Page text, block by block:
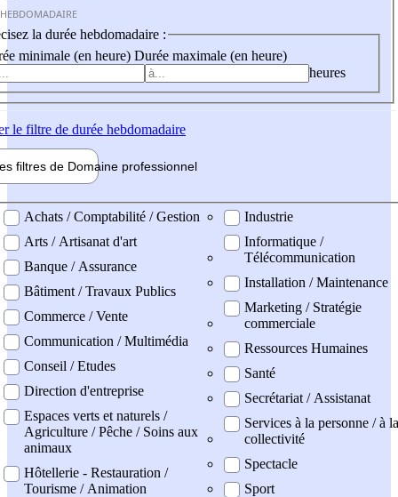
la durée hebdomadaire :
minimale (en heure) Durée maximale (en heure)
heures
le filtre de durée hebdomadaire
filtres de Domaine professionnel
professionel
Achats / Comptabilité / Gestion
Arts / Artisanat d'art
Banque / Assurance
Bâtiment / Travaux Publics
Commerce / Vente
Communication / Multimédia
Conseil / Etudes
Direction d'entreprise
Espaces verts et naturels /
Agriculture / Pêche / Soins aux
animaux
Hôtellerie - Restauration /
Tourisme / Animation
Industrie
Informatique /
Télécommunication
Installation / Maintenance
Marketing / Stratégie
commerciale
Ressources Humaines
Santé
Secrétariat / Assistanat
Services à la personne / à la
collectivité
Spectacle
Sport